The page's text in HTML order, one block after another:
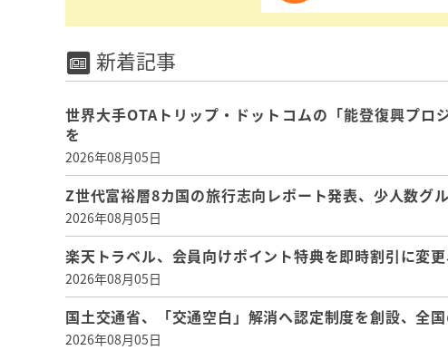
新着記事
世界大手OTAトリップ・ドットコムの「能登復興プ
を
2026年08月05日
Z世代富裕層8カ国の旅行志向レポート発表、少人数
2026年08月05日
楽天トラベル、会員向けポイント特典を即時割引に変
2026年08月05日
国土交通省、「交通空白」解消へ認定制度を創設、全
2026年08月05日